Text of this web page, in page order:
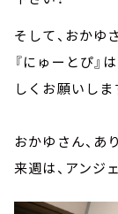
そして、おかゆ
『にゅーとぴ』
しくお願いしま
おかゆさん、あ
来週は、アンジ